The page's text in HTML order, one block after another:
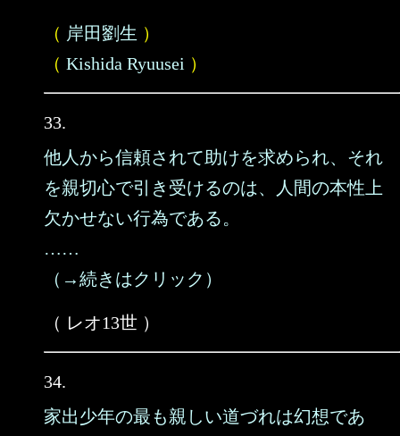
（ 岸田劉生 ）
（ Kishida Ryuusei ）
33.
他人から信頼されて助けを求められ、それ
を親切心で引き受けるのは、人間の本性上
欠かせない行為である。
……
（→続きはクリック）
（ レオ13世 ）
34.
家出少年の最も親しい道づれは幻想であ